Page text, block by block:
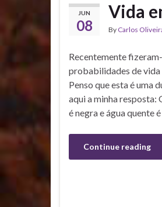
JUN
08
Vida
By Carlos
Recentemente
probabilidades de vida
Penso que esta é uma
aqui a minha resposta:
é negra e água quente
Continue reading